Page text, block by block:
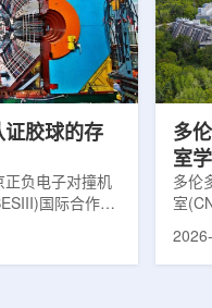
国家科学基金
的布兰科4米望
Hahn/费米国家
响微
智能
工...
胶球的存
正负电子对撞机
国际合作组
理大会(ICHEP
多
室
多伦
室
的第